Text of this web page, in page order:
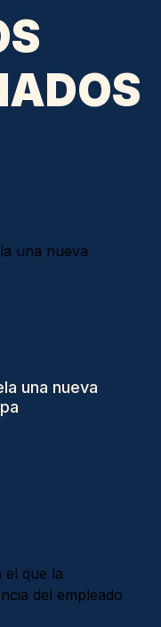
una nueva